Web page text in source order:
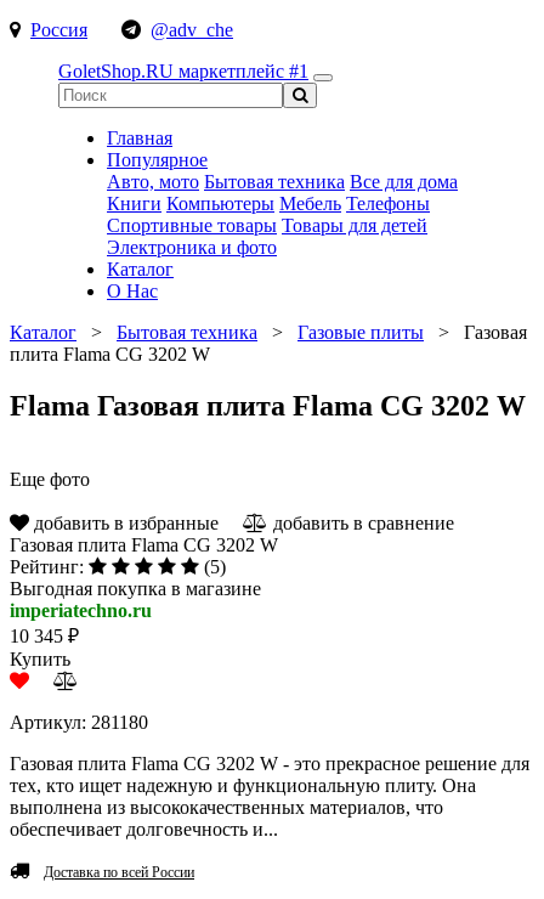
Россия
@adv_che
GoletShop.RU маркетплейс #1
Главная
Популярное
Авто, мото Бытовая техника Все для дома
Книги Компьютеры Мебель Телефоны
Спортивные товары Товары для детей
Электроника и фото
Каталог
О Нас
Каталог > Бытовая техника > Газовые плиты > Газовая
плита Flama CG 3202 W
Flama Газовая плита Flama CG 3202 W
Еще фото
добавить в избранные
добавить в сравнение
Газовая плита Flama CG 3202 W
Рейтинг:
(5)
Выгодная покупка в магазине
imperiatechno.ru
10 345 ₽
Купить
Артикул: 281180
Газовая плита Flama CG 3202 W - это прекрасное решение для
тех, кто ищет надежную и функциональную плиту. Она
выполнена из высококачественных материалов, что
обеспечивает долговечность и...
Доставка по всей России